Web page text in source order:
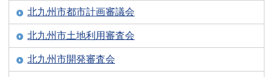
北九州市都市計画審議会
北九州市土地利用審査会
北九州市開発審査会